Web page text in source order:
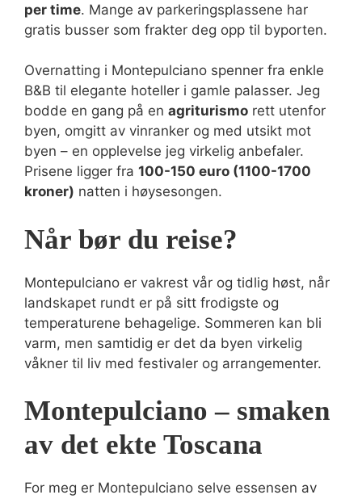
per time. Mange av parkeringsplassene har
gratis busser som frakter deg opp til byporten.
Overnatting i Montepulciano spenner fra enkle
B&B til elegante hoteller i gamle palasser. Jeg
bodde en gang på en agriturismo rett utenfor
byen, omgitt av vinranker og med utsikt mot
byen – en opplevelse jeg virkelig anbefaler.
Prisene ligger fra 100-150 euro (1100-1700
kroner) natten i høysesongen.
Når bør du reise?
Montepulciano er vakrest vår og tidlig høst, når
landskapet rundt er på sitt frodigste og
temperaturene behagelige. Sommeren kan bli
varm, men samtidig er det da byen virkelig
våkner til liv med festivaler og arrangementer.
Montepulciano – smaken
av det ekte Toscana
For meg er Montepulciano selve essensen av